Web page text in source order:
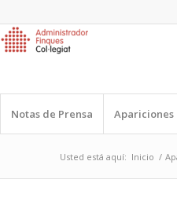
Notas de Prensa Apariciones
Usted está aquí: Inicio /